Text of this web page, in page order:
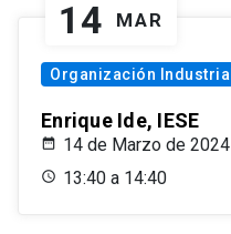
14 MAR
Organización Industrial
Enrique Ide, IESE
14 de Marzo de 2024
13:40 a 14:40